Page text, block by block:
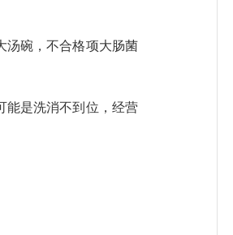
汤碗，不合格项大肠菌
能是洗消不到位，经营